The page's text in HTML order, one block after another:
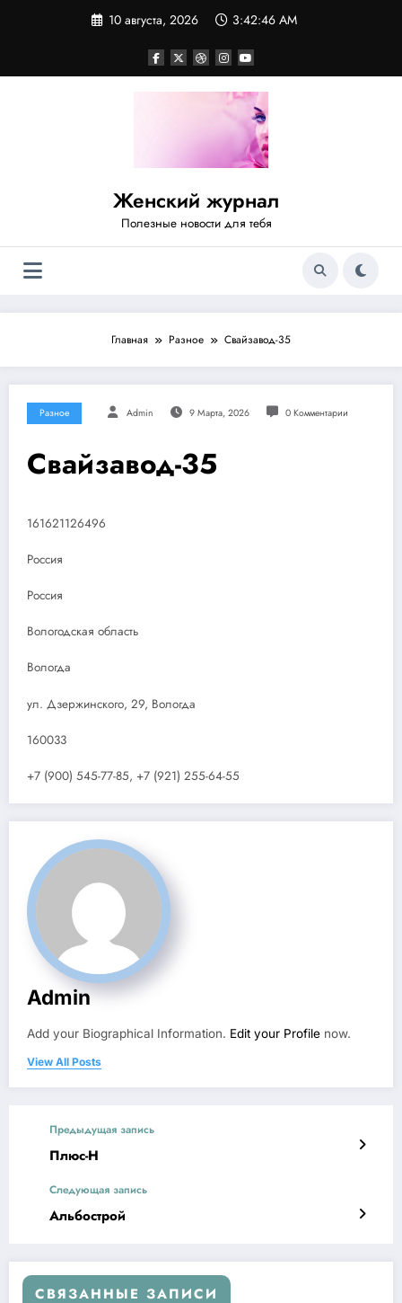
10 августа, 2026 3:42:47 AM
Женский журнал
Полезные новости для тебя
Главная Разное Свайзавод-35
Разное Admin 9 Марта, 2026 0 Комментарии
Свайзавод-35
161621126496
Россия
Россия
Вологодская область
Вологда
ул. Дзержинского, 29, Вологда
160033
+7 (900) 545-77-85, +7 (921) 255-64-55
Admin
Add your Biographical Information. Edit your Profile now.
View All Posts
Предыдущая запись
Плюс-Н
Следующая запись
Альбострой
СВЯЗАННЫЕ ЗАПИСИ